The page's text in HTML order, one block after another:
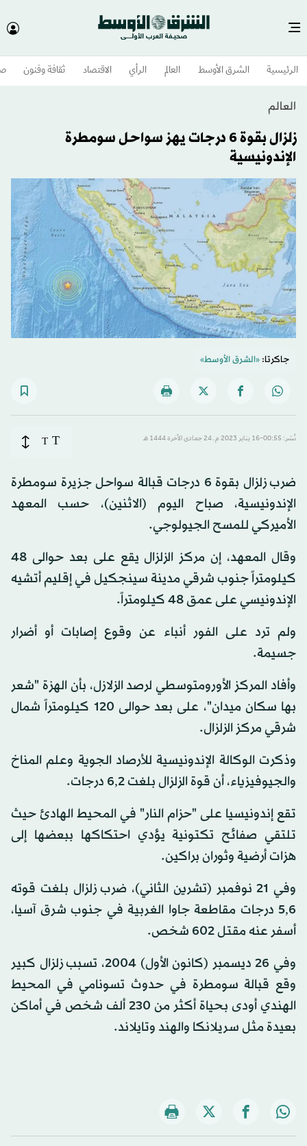
الرئيسية الشرق الأوسط​ العالم الرأي الاقتصاد ثقافة وفنون
العالم
زلزال بقوة 6 درجات يهز سواحل سومطرة
الإندونيسية
جاكرتا:«الشرق الأوسط»
نُشر: 00:55-16 يناير 2023 م ـ 24 جمادى الآخرة 1444 هـ T
T
ضرب زلزال بقوة 6 درجات قبالة سواحل جزيرة سومطرة
الإندونيسية، صباح اليوم (الاثنين)، حسب المعهد
الأميركي للمسح الجيولوجي.
وقال المعهد، إن مركز الزلزال يقع على بعد حوالى 48
كيلومتراً جنوب شرقي مدينة سينجكيل في إقليم أتشيه
الإندونيسي على عمق 48 كيلومتراً.
ولم ترد على الفور أنباء عن وقوع إصابات أو أضرار
جسيمة.
وأفاد المركز الأورومتوسطي لرصد الزلازل، بأن الهزة "شعر
بها سكان ميدان"، على بعد حوالى 120 كيلومتراً شمال
شرقي مركز الزلزال.
وذكرت الوكالة الإندونيسية للأرصاد الجوية وعلم المناخ
والجيوفيزياء، أن قوة الزلزال بلغت 6,2 درجات.
تقع إندونيسيا على "حزام النار" في المحيط الهادئ حيث
تلتقي صفائح تكتونية يؤدي احتكاكها ببعضها إلى
هزات أرضية وثوران براكين.
وفي 21 نوفمبر (تشرين الثاني)، ضرب زلزال بلغت قوته
5,6 درجات مقاطعة جاوا الغربية في جنوب شرق آسيا،
أسفر عنه مقتل 602 شخص.
وفي 26 ديسمبر (كانون الأول) 2004، تسبب زلزال كبير
وقع قبالة سومطرة في حدوث تسونامي في المحيط
الهندي أودى بحياة أكثر من 230 ألف شخص في أماكن
بعيدة مثل سريلانكا والهند وتايلاند.